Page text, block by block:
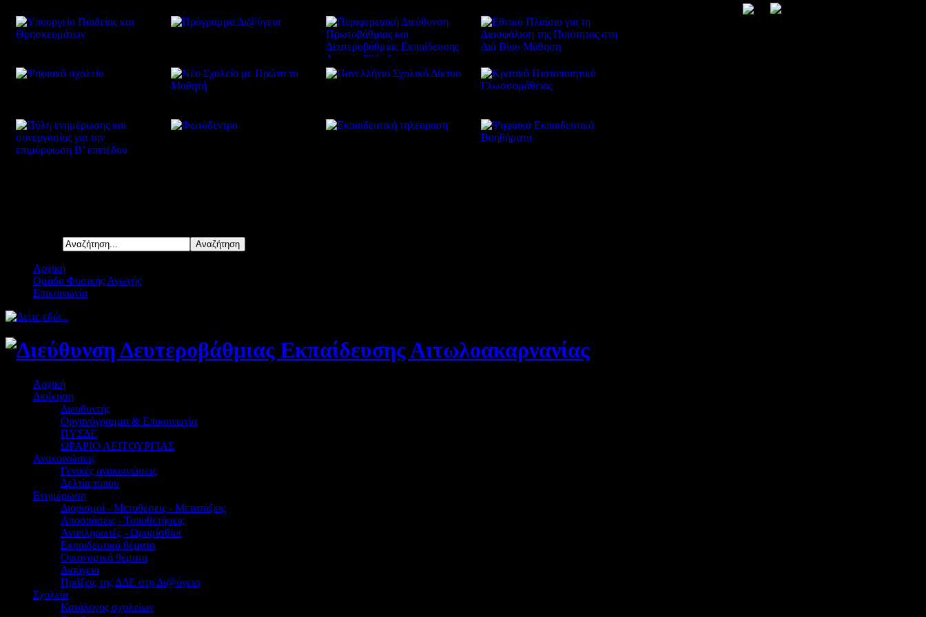
Αρχική
Ομάδα Φυσικής Αγωγής
Επικοινωνία
Αρχική
Διοίκηση
Διευθυντής
Οργανόγραμμα & Επικοινωνία
ΠΥΣΔΕ
ΩΡΑΡΙΟ ΛΕΙΤΟΥΡΓΙΑΣ
Ανακοινώσεις
Γενικές ανακοινώσεις
Δελτία τύπου
Ενημέρωση
Διορισμοί - Μεταθέσεις - Μετατάξεις
Αποσπάσεις - Τοποθετήσεις
Αναπληρωτές - Ωρομίσθιοι
Εκπαιδευτικά θέματα
Οικονομικά θέματα
Διαύγεια
Πράξεις της ΔΔΕ στη Δι@ύγεια
Σχολεία
Κατάλογος σχολείων